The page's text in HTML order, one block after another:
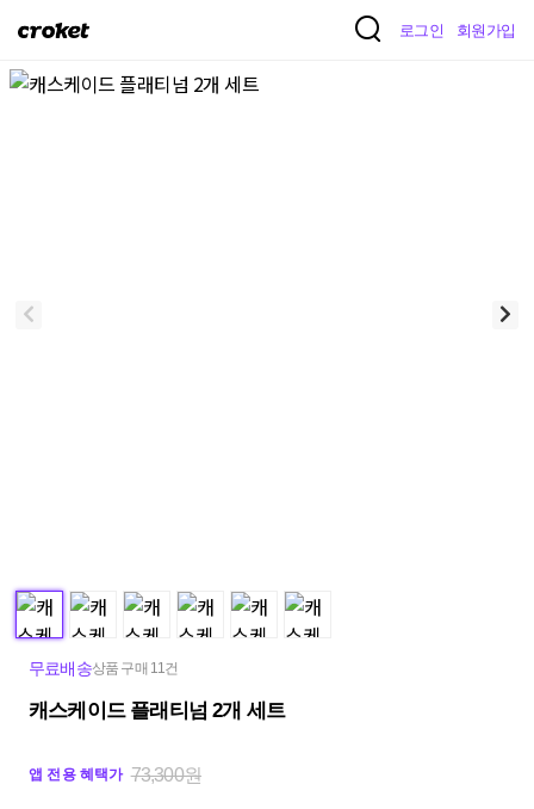
크
켓
로그인 회원가입
무료배송상품 구매 11건
캐스케이드 플래티넘 2개 세트
앱 전용 혜택가 73,300원